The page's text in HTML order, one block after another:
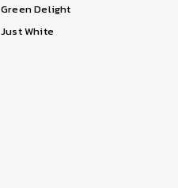
Green Delight
Just White